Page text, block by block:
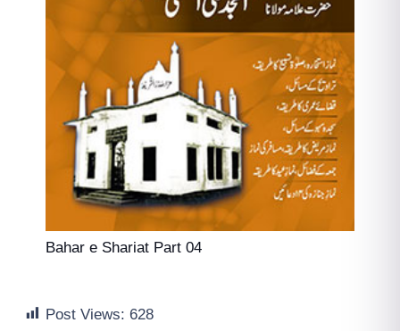
Bahar e Shariat Part 04
Post Views: 628